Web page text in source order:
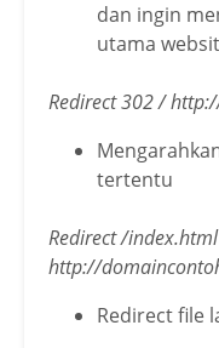
dan ingin
utama
Redirect 302 /
tertentu
Redirect /index.html
http://
Redirect file